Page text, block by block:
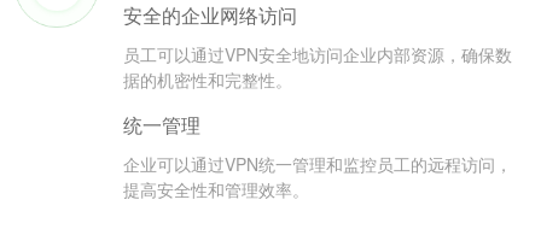
安全的企业网络访问
员工可以通过VPN安全地访问企业内部资源，确保数
据的机密性和完整性。
统一管理
企业可以通过VPN统一管理和监控员工的远程访问，
提高安全性和管理效率。